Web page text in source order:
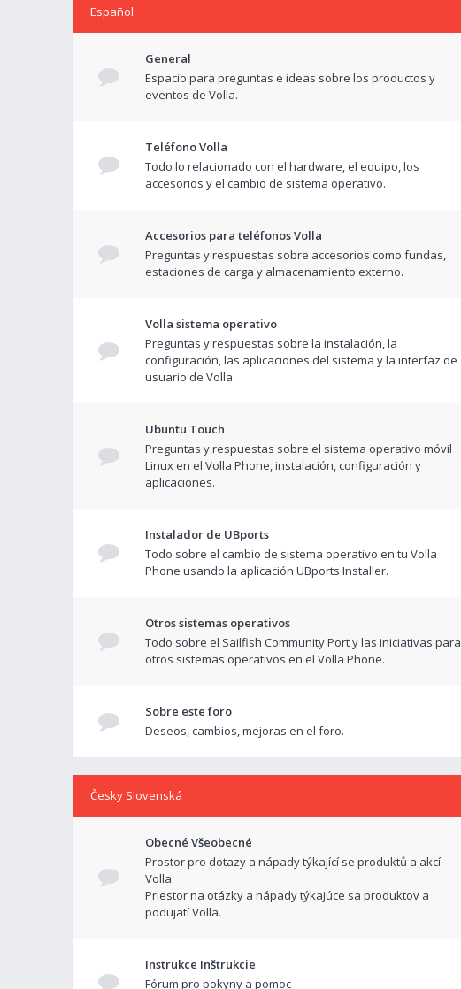
Español
General
Espacio para preguntas e ideas sobre los productos y
eventos de Volla.
Teléfono Volla
Todo lo relacionado con el hardware, el equipo, los
accesorios y el cambio de sistema operativo.
Accesorios para teléfonos Volla
Preguntas y respuestas sobre accesorios como fundas,
estaciones de carga y almacenamiento externo.
Volla sistema operativo
Preguntas y respuestas sobre la instalación, la
configuración, las aplicaciones del sistema y la interfaz de
usuario de Volla.
Ubuntu Touch
Preguntas y respuestas sobre el sistema operativo móvil
Linux en el Volla Phone, instalación, configuración y
aplicaciones.
Instalador de UBports
Todo sobre el cambio de sistema operativo en tu Volla
Phone usando la aplicación UBports Installer.
Otros sistemas operativos
Todo sobre el Sailfish Community Port y las iniciativas para
otros sistemas operativos en el Volla Phone.
Sobre este foro
Deseos, cambios, mejoras en el foro.
Česky Slovenská
Obecné Všeobecné
Prostor pro dotazy a nápady týkající se produktů a akcí
Volla.
Priestor na otázky a nápady týkajúce sa produktov a
podujatí Volla.
Instrukce Inštrukcie
Fórum pro pokyny a pomoc